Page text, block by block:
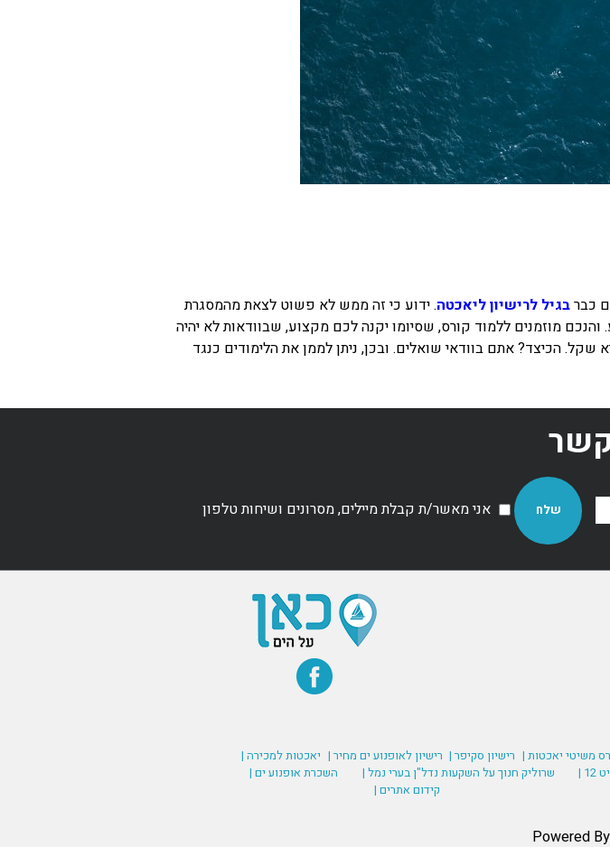
כברבגיל לרישיון ליאכטה. ידוע כי זה ממש לא פשוט לצאת מהמסגרת
מוזמנים ללמוד קורס, שסיומו יקנה לכם מקצוע, שבוודאות לא יהיה
שקל. הכיצד? אתם בוודאי שואלים. ובכן, ניתן לממן את הלימודים כנגד
אני מאשר/ת קבלת מיילים, מסרונים ושיחות טלפון
משיטי יאכטות | רישיון סקיפר | רישיון לאופנוע ים מחיר | יאכטות למכירה |
| שרוליק חנוך על השקעות נדל"ן בערי נמל |
השכרת אופנוע ים |
קידום אתרים |
Powered By